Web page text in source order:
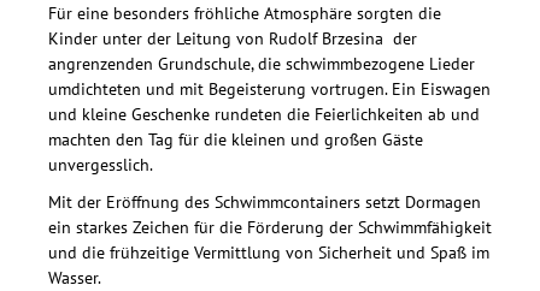
Für eine besonders fröhliche Atmosphäre sorgten die
Kinder unter der Leitung von Rudolf Brzesina der
angrenzenden Grundschule, die schwimmbezogene Lieder
umdichteten und mit Begeisterung vortrugen. Ein Eiswagen
und kleine Geschenke rundeten die Feierlichkeiten ab und
machten den Tag für die kleinen und großen Gäste
unvergesslich.
Mit der Eröffnung des Schwimmcontainers setzt Dormagen
ein starkes Zeichen für die Förderung der Schwimmfähigkeit
und die frühzeitige Vermittlung von Sicherheit und Spaß im
Wasser.